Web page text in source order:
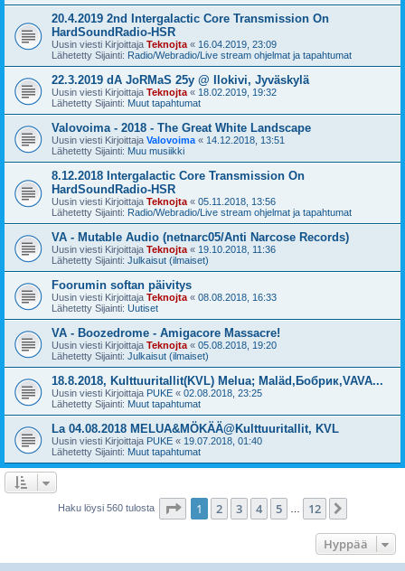
20.4.2019 2nd Intergalactic Core Transmission On
HardSoundRadio-HSR
Uusin viesti Kirjoittaja Teknojta « 16.04.2019, 23:09
Lähetetty Sijainti: Radio/Webradio/Live stream ohjelmat ja tapahtumat
22.3.2019 dA JoRMaS 25y @ Ilokivi, Jyväskylä
Uusin viesti Kirjoittaja Teknojta « 18.02.2019, 19:32
Lähetetty Sijainti: Muut tapahtumat
Valovoima - 2018 - The Great White Landscape
Uusin viesti Kirjoittaja Valovoima « 14.12.2018, 13:51
Lähetetty Sijainti: Muu musiikki
8.12.2018 Intergalactic Core Transmission On
HardSoundRadio-HSR
Uusin viesti Kirjoittaja Teknojta « 05.11.2018, 13:56
Lähetetty Sijainti: Radio/Webradio/Live stream ohjelmat ja tapahtumat
VA - Mutable Audio (netnarc05/Anti Narcose Records)
Uusin viesti Kirjoittaja Teknojta « 19.10.2018, 11:36
Lähetetty Sijainti: Julkaisut (ilmaiset)
Foorumin softan päivitys
Uusin viesti Kirjoittaja Teknojta « 08.08.2018, 16:33
Lähetetty Sijainti: Uutiset
VA - Boozedrome - Amigacore Massacre!
Uusin viesti Kirjoittaja Teknojta « 05.08.2018, 19:20
Lähetetty Sijainti: Julkaisut (ilmaiset)
18.8.2018, Kulttuuritallit(KVL) Melua; Maläd,Бобрик,VAVA...
Uusin viesti Kirjoittaja PUKE « 02.08.2018, 23:25
Lähetetty Sijainti: Muut tapahtumat
La 04.08.2018 MELUA&MÖKÄÄ@Kulttuuritallit, KVL
Uusin viesti Kirjoittaja PUKE « 19.07.2018, 01:40
Lähetetty Sijainti: Muut tapahtumat
Haku löysi 560 tulosta Sivu /12
1 2 3 4 5 12
Hyppää